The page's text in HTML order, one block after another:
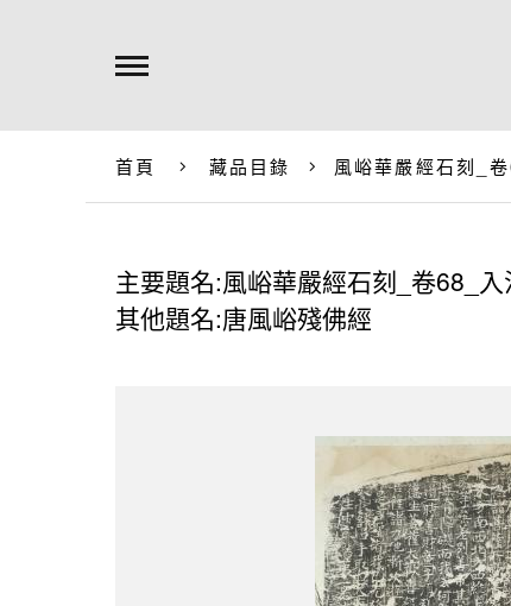
首頁 藏品目錄 風峪華嚴經石刻_
主要題名:風峪華嚴經石刻_卷68_入
其他題名:唐風峪殘佛經